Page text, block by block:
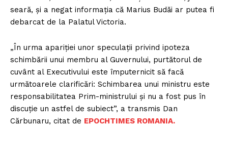
seară, şi a negat informaţia că Marius Budăi ar putea fi
debarcat de la Palatul Victoria.
„În urma apariţiei unor speculaţii privind ipoteza
schimbării unui membru al Guvernului, purtătorul de
cuvânt al Executivului este împuternicit să facă
următoarele clarificări: Schimbarea unui ministru este
responsabilitatea Prim-ministrului şi nu a fost pus în
discuţie un astfel de subiect”, a transmis Dan
Cărbunaru, citat de EPOCHTIMES ROMANIA.